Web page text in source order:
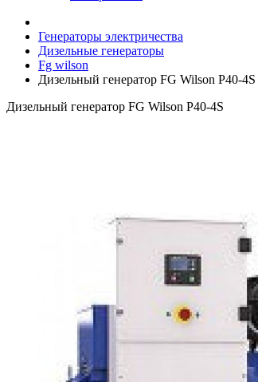
Генераторы электричества
Дизельные генераторы
Fg wilson
Дизельный генератор FG Wilson P40-4S
Дизельный генератор FG Wilson P40-4S